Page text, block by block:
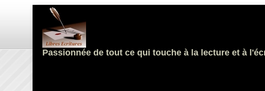
Passionnée de tout ce qui touche à la lecture et à